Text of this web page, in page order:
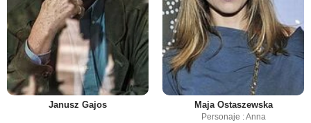
Janusz Gajos Maja Ostaszewska
Personaje : Anna